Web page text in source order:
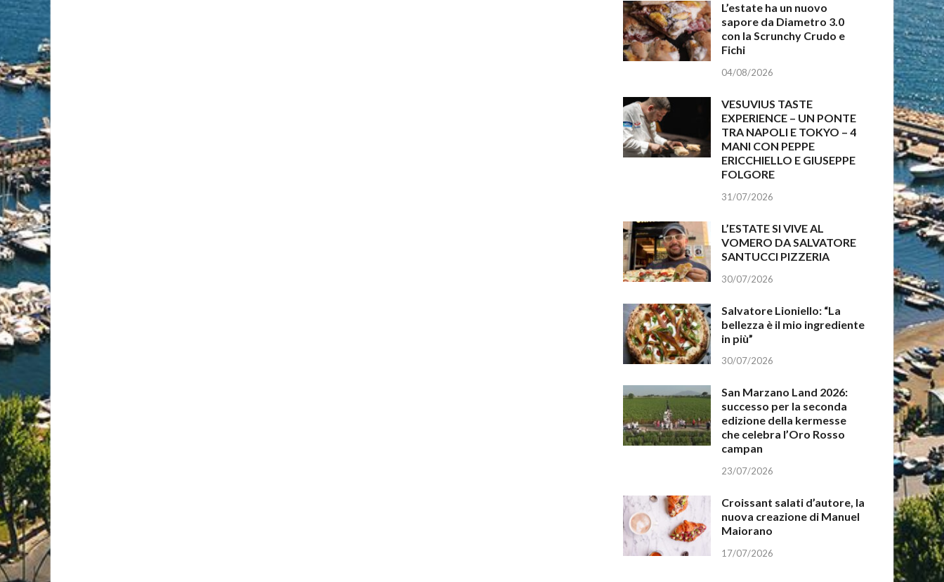
L’estate ha un nuovo
sapore da Diametro 3.0
con la Scrunchy Crudo e
Fichi
04/08/2026
VESUVIUS TASTE
EXPERIENCE – UN PONTE
TRA NAPOLI E TOKYO – 4
MANI CON PEPPE
ERICCHIELLO E GIUSEPPE
FOLGORE
31/07/2026
L’ESTATE SI VIVE AL
VOMERO DA SALVATORE
SANTUCCI PIZZERIA
30/07/2026
Salvatore Lioniello: “La
bellezza è il mio ingrediente
in più”
30/07/2026
San Marzano Land 2026:
successo per la seconda
edizione della kermesse
che celebra l’Oro Rosso
campan
23/07/2026
Croissant salati d’autore, la
nuova creazione di Manuel
Maiorano
17/07/2026